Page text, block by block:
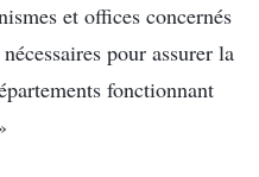
et offices concernés
pour assurer la
fonctionnant